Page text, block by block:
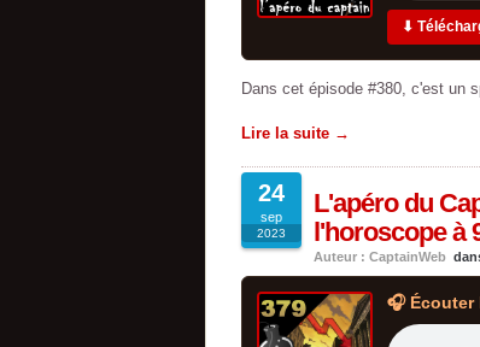
⬇
Dans cet épisode #380, c'est un
Lire la suite →
24
sep
2023
L'apéro du
l'horoscope à
Auteur : CaptainWeb
🎧 Écouter